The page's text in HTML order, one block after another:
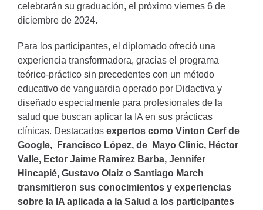
celebrarán su graduación, el próximo viernes 6 de
diciembre de 2024.
Para los participantes, el diplomado ofreció una
experiencia transformadora, gracias el programa
teórico-práctico sin precedentes con un método
educativo de vanguardia operado por Didactiva y
diseñado especialmente para profesionales de la
salud que buscan aplicar la IA en sus prácticas
clínicas. Destacados expertos como Vinton Cerf de
Google, Francisco López, de Mayo Clinic, Héctor
Valle, Ector Jaime Ramírez Barba, Jennifer
Hincapié, Gustavo Olaiz o Santiago March
transmitieron sus conocimientos y experiencias
sobre la IA aplicada a la Salud a los participantes